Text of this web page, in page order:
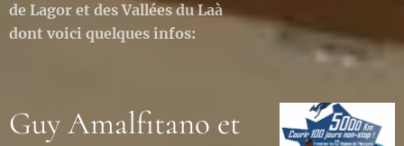
de Lagor et des Vallées du Laà
dont voici quelques infos:
Guy Amalfitano et